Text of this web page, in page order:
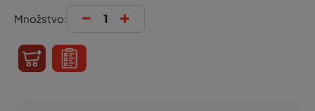
Množstvo: - +